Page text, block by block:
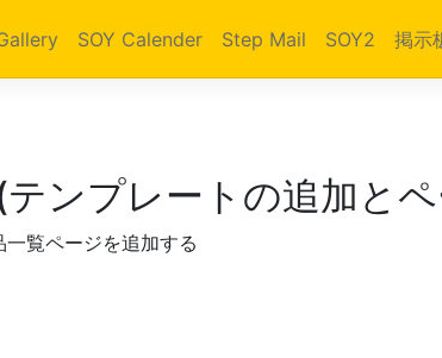
SOY Calender Step Mail SOY2 掲示
ンプレートの追加と
覧ページを追加する